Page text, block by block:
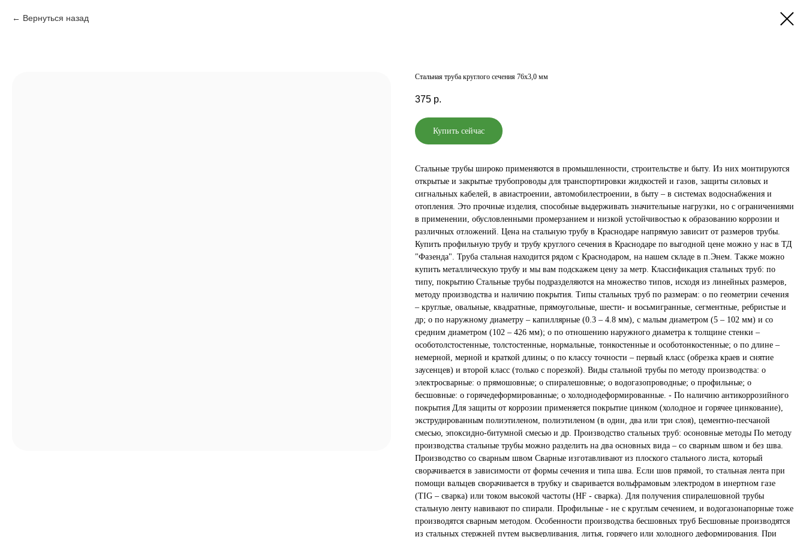
Вернуться назад
Стальная труба круглого сечения 76х3,0 мм
375 р.
Купить сейчас
Стальные трубы широко применяются в промышленности, строительстве и быту. Из них монтируются
открытые и закрытые трубопроводы для транспортировки жидкостей и газов, защиты силовых и
сигнальных кабелей, в авиастроении, автомобилестроении, в быту – в системах водоснабжения и
отопления. Это прочные изделия, способные выдерживать значительные нагрузки, но с ограничениями
в применении, обусловленными промерзанием и низкой устойчивостью к образованию коррозии и
различных отложений. Цена на стальную трубу в Краснодаре напрямую зависит от размеров трубы.
Купить профильную трубу и трубу круглого сечения в Краснодаре по выгодной цене можно у нас в ТД
"Фазенда". Труба стальная находится рядом с Краснодаром, на нашем складе в п.Энем. Также можно
купить металлическую трубу и мы вам подскажем цену за метр. Классификация стальных труб: по
типу, покрытию Стальные трубы подразделяются на множество типов, исходя из линейных размеров,
методу производства и наличию покрытия. Типы стальных труб по размерам: o по геометрии сечения
– круглые, овальные, квадратные, прямоугольные, шести- и восьмигранные, сегментные, ребристые и
др; o по наружному диаметру – капиллярные (0.3 – 4.8 мм), с малым диаметром (5 – 102 мм) и со
средним диаметром (102 – 426 мм); o по отношению наружного диаметра к толщине стенки –
особотолстостенные, толстостенные, нормальные, тонкостенные и особотонкостенные; o по длине –
немерной, мерной и краткой длины; o по классу точности – первый класс (обрезка краев и снятие
заусенцев) и второй класс (только с порезкой). Виды стальной трубы по методу производства: o
электросварные: o прямошовные; o спиралешовные; o водогазопроводные; o профильные; o
бесшовные: o горячедеформированные; o холоднодеформированные. - По наличию антикоррозийного
покрытия Для защиты от коррозии применяется покрытие цинком (холодное и горячее цинкование),
экструдированным полиэтиленом, полиэтиленом (в один, два или три слоя), цементно-песчаной
смесью, эпоксидно-битумной смесью и др. Производство стальных труб: осоновные методы По методу
производства стальные трубы можно разделить на два основных вида – со сварным швом и без шва.
Производство со сварным швом Сварные изготавливают из плоского стального листа, который
сворачивается в зависимости от формы сечения и типа шва. Если шов прямой, то стальная лента при
помощи вальцев сворачивается в трубку и сваривается вольфрамовым электродом в инертном газе
(TIG – сварка) или током высокой частоты (HF - сварка). Для получения спиралешовной трубы
стальную ленту навивают по спирали. Профильные - не с круглым сечением, и водогазонапорные тоже
производятся сварным методом. Особенности производства бесшовных труб Бесшовные производятся
из стальных стержней путем высверливания, литья, горячего или холодного деформирования. При